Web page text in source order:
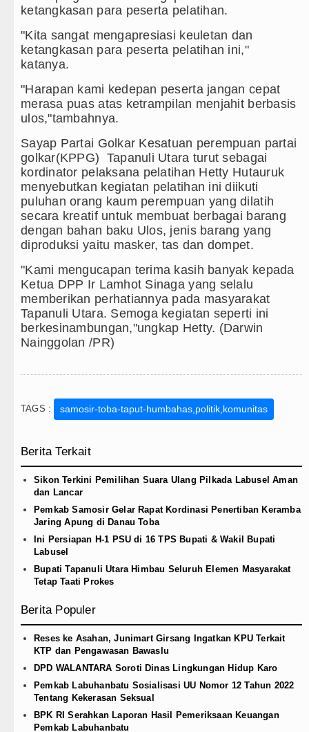
ketangkasan para peserta pelatihan.
"Kita sangat mengapresiasi keuletan dan
ketangkasan para peserta pelatihan ini,"
katanya.
"Harapan kami kedepan peserta jangan cepat
merasa puas atas ketrampilan menjahit berbasis
ulos,"tambahnya.
Sayap Partai Golkar Kesatuan perempuan partai
golkar(KPPG) Tapanuli Utara turut sebagai
kordinator pelaksana pelatihan Hetty Hutauruk
menyebutkan kegiatan pelatihan ini diikuti
puluhan orang kaum perempuan yang dilatih
secara kreatif untuk membuat berbagai barang
dengan bahan baku Ulos, jenis barang yang
diproduksi yaitu masker, tas dan dompet.
"Kami mengucapan terima kasih banyak kepada
Ketua DPP Ir Lamhot Sinaga yang selalu
memberikan perhatiannya pada masyarakat
Tapanuli Utara. Semoga kegiatan seperti ini
berkesinambungan,"ungkap Hetty. (Darwin
Nainggolan /PR)
TAGS : samosir-toba-taput-humbahas,politik,komunitas
Berita Terkait
Sikon Terkini Pemilihan Suara Ulang Pilkada Labusel Aman
dan Lancar
Pemkab Samosir Gelar Rapat Kordinasi Penertiban Keramba
Jaring Apung di Danau Toba
Ini Persiapan H-1 PSU di 16 TPS Bupati & Wakil Bupati
Labusel
Bupati Tapanuli Utara Himbau Seluruh Elemen Masyarakat
Tetap Taati Prokes
Berita Populer
Reses ke Asahan, Junimart Girsang Ingatkan KPU Terkait
KTP dan Pengawasan Bawaslu
DPD WALANTARA Soroti Dinas Lingkungan Hidup Karo
Pemkab Labuhanbatu Sosialisasi UU Nomor 12 Tahun 2022
Tentang Kekerasan Seksual
BPK RI Serahkan Laporan Hasil Pemeriksaan Keuangan
Pemkab Labuhanbatu